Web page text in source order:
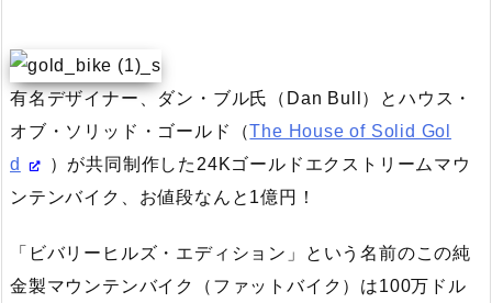
有名デザイナー、ダン・ブル氏（Dan Bull）とハウス・
オブ・ソリッド・ゴールド（The House of Solid Gol
d
）が共同制作した24Kゴールドエクストリームマウ
ンテンバイク、お値段なんと1億円！
「ビバリーヒルズ・エディション」という名前のこの純
金製マウンテンバイク（ファットバイク）は100万ドル